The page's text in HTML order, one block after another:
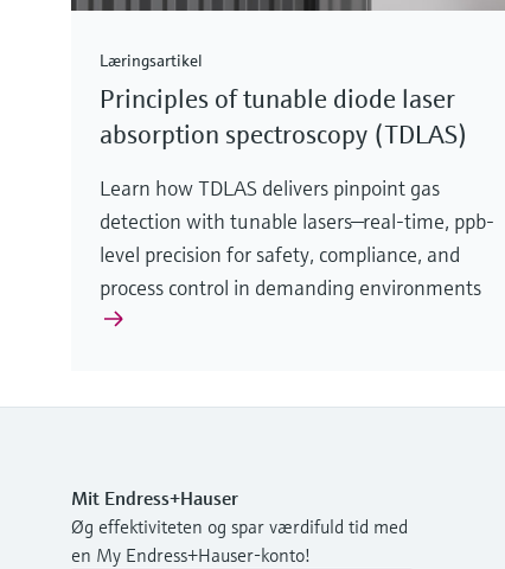
Læringsartikel
Principles of tunable diode laser
absorption spectroscopy (TDLAS)
Learn how TDLAS delivers pinpoint gas
detection with tunable lasers—real-time, ppb-
level precision for safety, compliance, and
process control in demanding environments
Mit Endress+Hauser
Øg effektiviteten og spar værdifuld tid med
en My Endress+Hauser-konto!